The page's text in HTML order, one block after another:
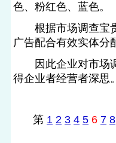
色、粉红色、蓝色。
根据市场调查宝贵
广告配合有效实体分
因此企业对市场调
得企业者经营者深思
第 1 2 3 4 5 6 7 8